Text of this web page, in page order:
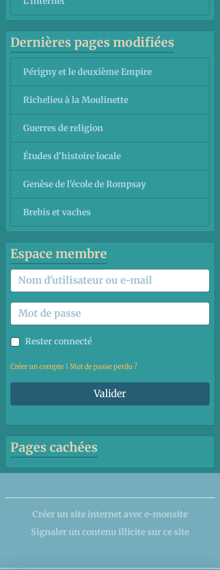
Dernières pages modifiées
Périgny et le deuxième Empire
Richelieu à la Moulinette
Guerres de religion
Études d'histoire locale
Genèse de l'école de Rompsay
Brebis et vaches
Espace membre
Rester connecté
Créer un compte Mot de passe perdu ?
Valider
Pages cachées
Créer un site internet avec e-monsite
Signaler un contenu illicite sur ce site